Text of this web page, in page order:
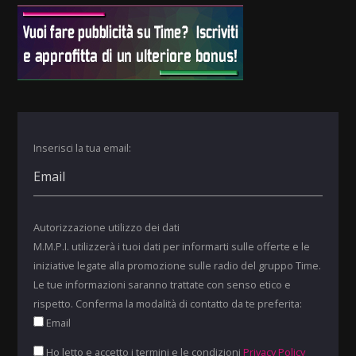
Inserisci la tua email:
Autorizzazione utilizzo dei dati
M.M.P.I. utilizzerà i tuoi dati per informarti sulle offerte e le
iniziative legate alla promozione sulle radio del gruppo Time.
Le tue informazioni saranno trattate con senso etico e
rispetto. Conferma la modalità di contatto da te preferita:
Email
Ho letto e accetto i termini e le condizioni Privacy Policy